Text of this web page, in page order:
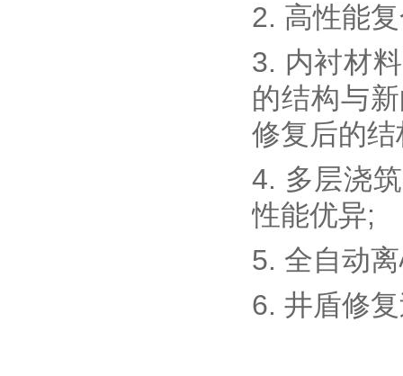
2. 高性能
3. 内衬材
的结构与
修复后的
4. 多层浇
性能优异;
5. 全自动
6. 井盾修